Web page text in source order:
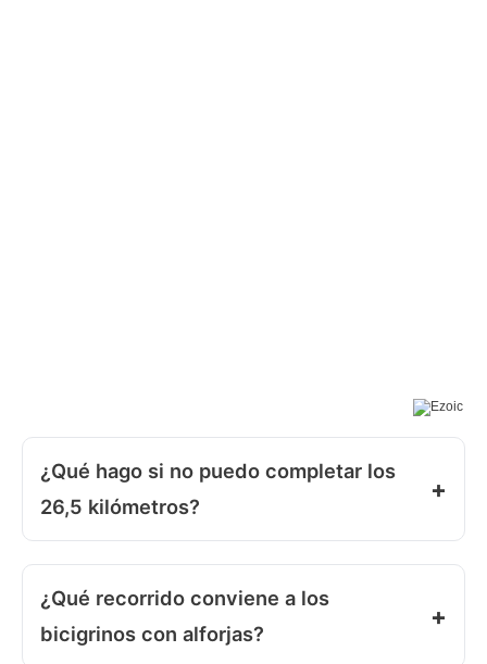
¿Qué hago si no puedo completar los
26,5 kilómetros?
¿Qué recorrido conviene a los
bicigrinos con alforjas?